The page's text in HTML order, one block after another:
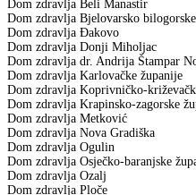
Dom zdravlja Beli Manastir
Dom zdravlja Bjelovarsko
Dom zdravlja Đakovo
Dom zdravlja Donji Miholjac
Dom zdravlja dr. Andrija Štampar
Dom zdravlja Karlovačke županije
Dom zdravlja Koprivničko-
Dom zdravlja Krapinsko-zagorske
Dom zdravlja Metković
Dom zdravlja Nova Gradiška
Dom zdravlja Ogulin
Dom zdravlja Osječko-baranjske
Dom zdravlja Ozalj
Dom zdravlja Ploče